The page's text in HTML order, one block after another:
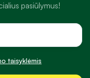
pasiūlymus!
taisyklėmis